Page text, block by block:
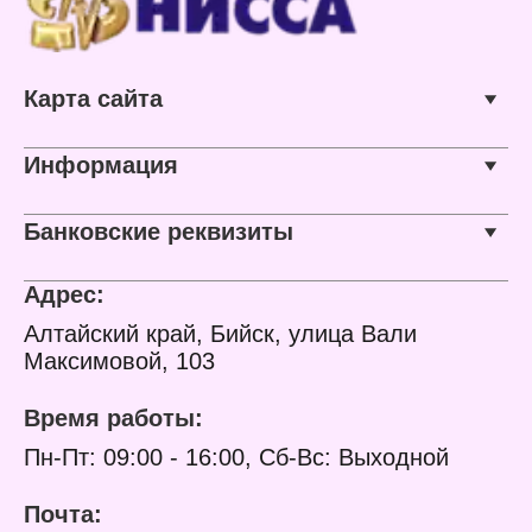
Эффекты обложки:
Карта сайта
Информация
Банковские реквизиты
Адрес:
Алтайский край, Бийск, улица Вали
Максимовой, 103
Время работы:
Пн-Пт: 09:00 - 16:00, Сб-Вс: Выходной
Почта: